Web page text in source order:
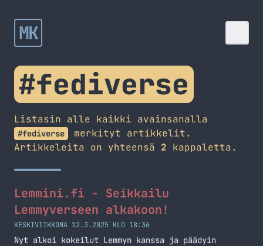
MK
#fediverse
Listasin alle kaikki avainsanalla
#fediverse
merkityt artikkelit.
Artikkeleita on yhteensä 2 kappaletta.
Lemmini.fi - Seikkailu
Lemmyverseen alkakoon!
KESKIVIIKKONA 12.3.2025 KLO 18:36
Nyt alkoi kokeilut Lemmyn kanssa ja päädyin